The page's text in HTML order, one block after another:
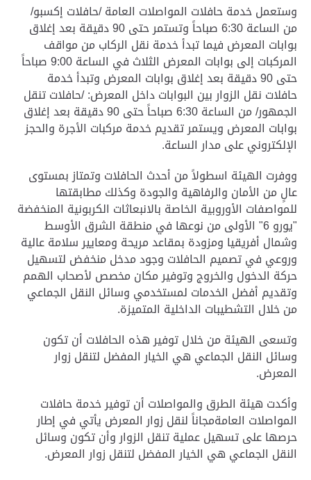
وستعمل خدمة حافلات المواصلات العامة /حافلات إكسبو/
من الساعة 6:30 صباحاً وتستمر حتى 90 دقيقة بعد إغلاق
بوابات المعرض فيما تبدأ خدمة نقل الركاب من مواقف
المركبات إلى بوابات المعرض الثلاث في الساعة 9:00 صباحاً
حتى 90 دقيقة بعد إغلاق بوابات المعرض وتبدأ خدمة
حافلات نقل الزوار بين البوابات داخل المعرض: /حافلات تنقل
الجمهور/ من الساعة 6:30 صباحاً حتى 90 دقيقة بعد إغلاق
بوابات المعرض ويستمر تقديم خدمة مركبات الأجرة والحجز
الإلكتروني على مدار الساعة.
ووفرت الهيئة اسطولاً من أحدث الحافلات وتمتاز بمستوى
عالٍ من الأمان والرفاهية والجودة وكذلك مطابقتها
للمواصفات الأوروبية الخاصة بالانبعاثات الكربونية المنخفضة
"يورو 6" الأولى من نوعها في منطقة الشرق الأوسط
وشمال أفريقيا ومزودة بمقاعد مريحة ومعايير سلامة عالية
وروعي في تصميم الحافلات وجود مدخل منخفض لتسهيل
حركة الدخول والخروج وتوفير مكان مخصص لأصحاب الهمم
وتقديم أفضل الخدمات لمستخدمي وسائل النقل الجماعي
من خلال التشطيبات الداخلية المتميزة.
وتسعى الهيئة من خلال توفير هذه الحافلات أن تكون
وسائل النقل الجماعي هي الخيار المفضل لتنقل زوار
المعرض.
وأكدت هيئة الطرق والمواصلات أن توفير خدمة حافلات
المواصلات العامةمجاناً لنقل زوار المعرض يأتي في إطار
حرصها على تسهيل عملية تنقل الزوار وأن تكون وسائل
النقل الجماعي هي الخيار المفضل لتنقل زوار المعرض.